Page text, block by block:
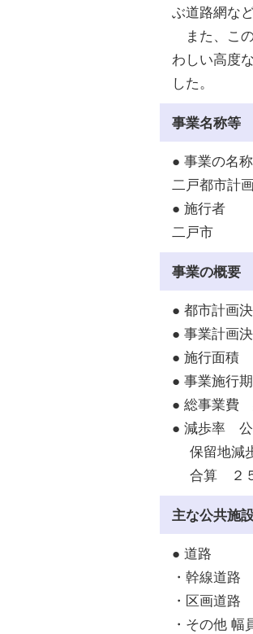
ぶ道路網な
また、こ
わしい高度
した。
事業名称等
● 事業の名称
二戸都市計
● 施行者
二戸市
事業の概要
● 都市計画
● 事業計画
● 施行面積
● 事業施行
● 総事業費
● 減歩率
保留地減
合算 ２５
主な公共施
● 道路
・幹線道
・区画道
・その他